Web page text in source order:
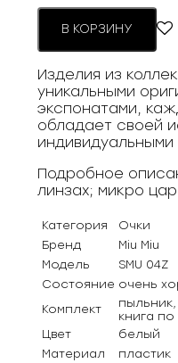
В КОРЗИНУ
Изделия из
уникальными
экспонатами,
обладает своей
Подробное
линзах; микро
Категория
Очки
Бренд
Miu Miu
Модель
SMU 04Z
Состояние очень
Комплект
книга по
Цвет
белый
Материал
пластик